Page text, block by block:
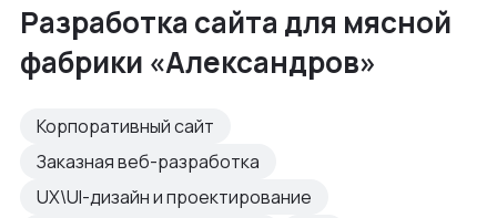
Разработка сайта для мясной
фабрики «Александров»
Корпоративный сайт
Заказная веб-разработка
UX\UI-дизайн и проектирование